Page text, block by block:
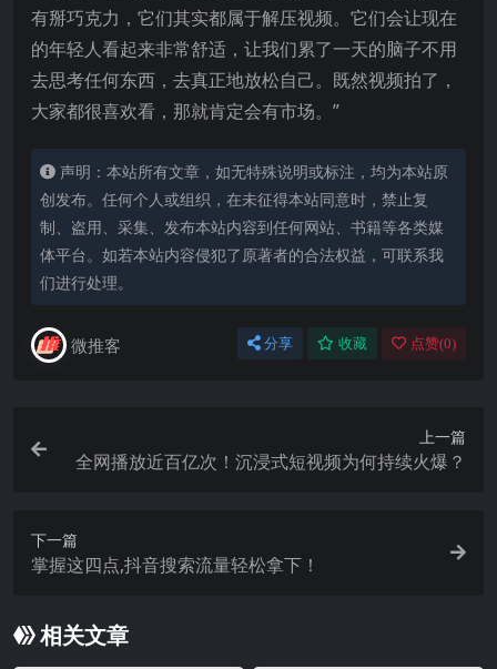
有掰巧克力，它们其实都属于解压视频。它们会让现在
的年轻人看起来非常舒适，让我们累了一天的脑子不用
去思考任何东西，去真正地放松自己。既然视频拍了，
大家都很喜欢看，那就肯定会有市场。”
声明：本站所有文章，如无特殊说明或标注，均为本站原
创发布。任何个人或组织，在未征得本站同意时，禁止复
制、盗用、采集、发布本站内容到任何网站、书籍等各类媒
体平台。如若本站内容侵犯了原著者的合法权益，可联系我
们进行处理。
微推客 分享 收藏 点赞(0)
上一篇
全网播放近百亿次！沉浸式短视频为何持续火爆？
下一篇
掌握这四点,抖音搜索流量轻松拿下！
相关文章